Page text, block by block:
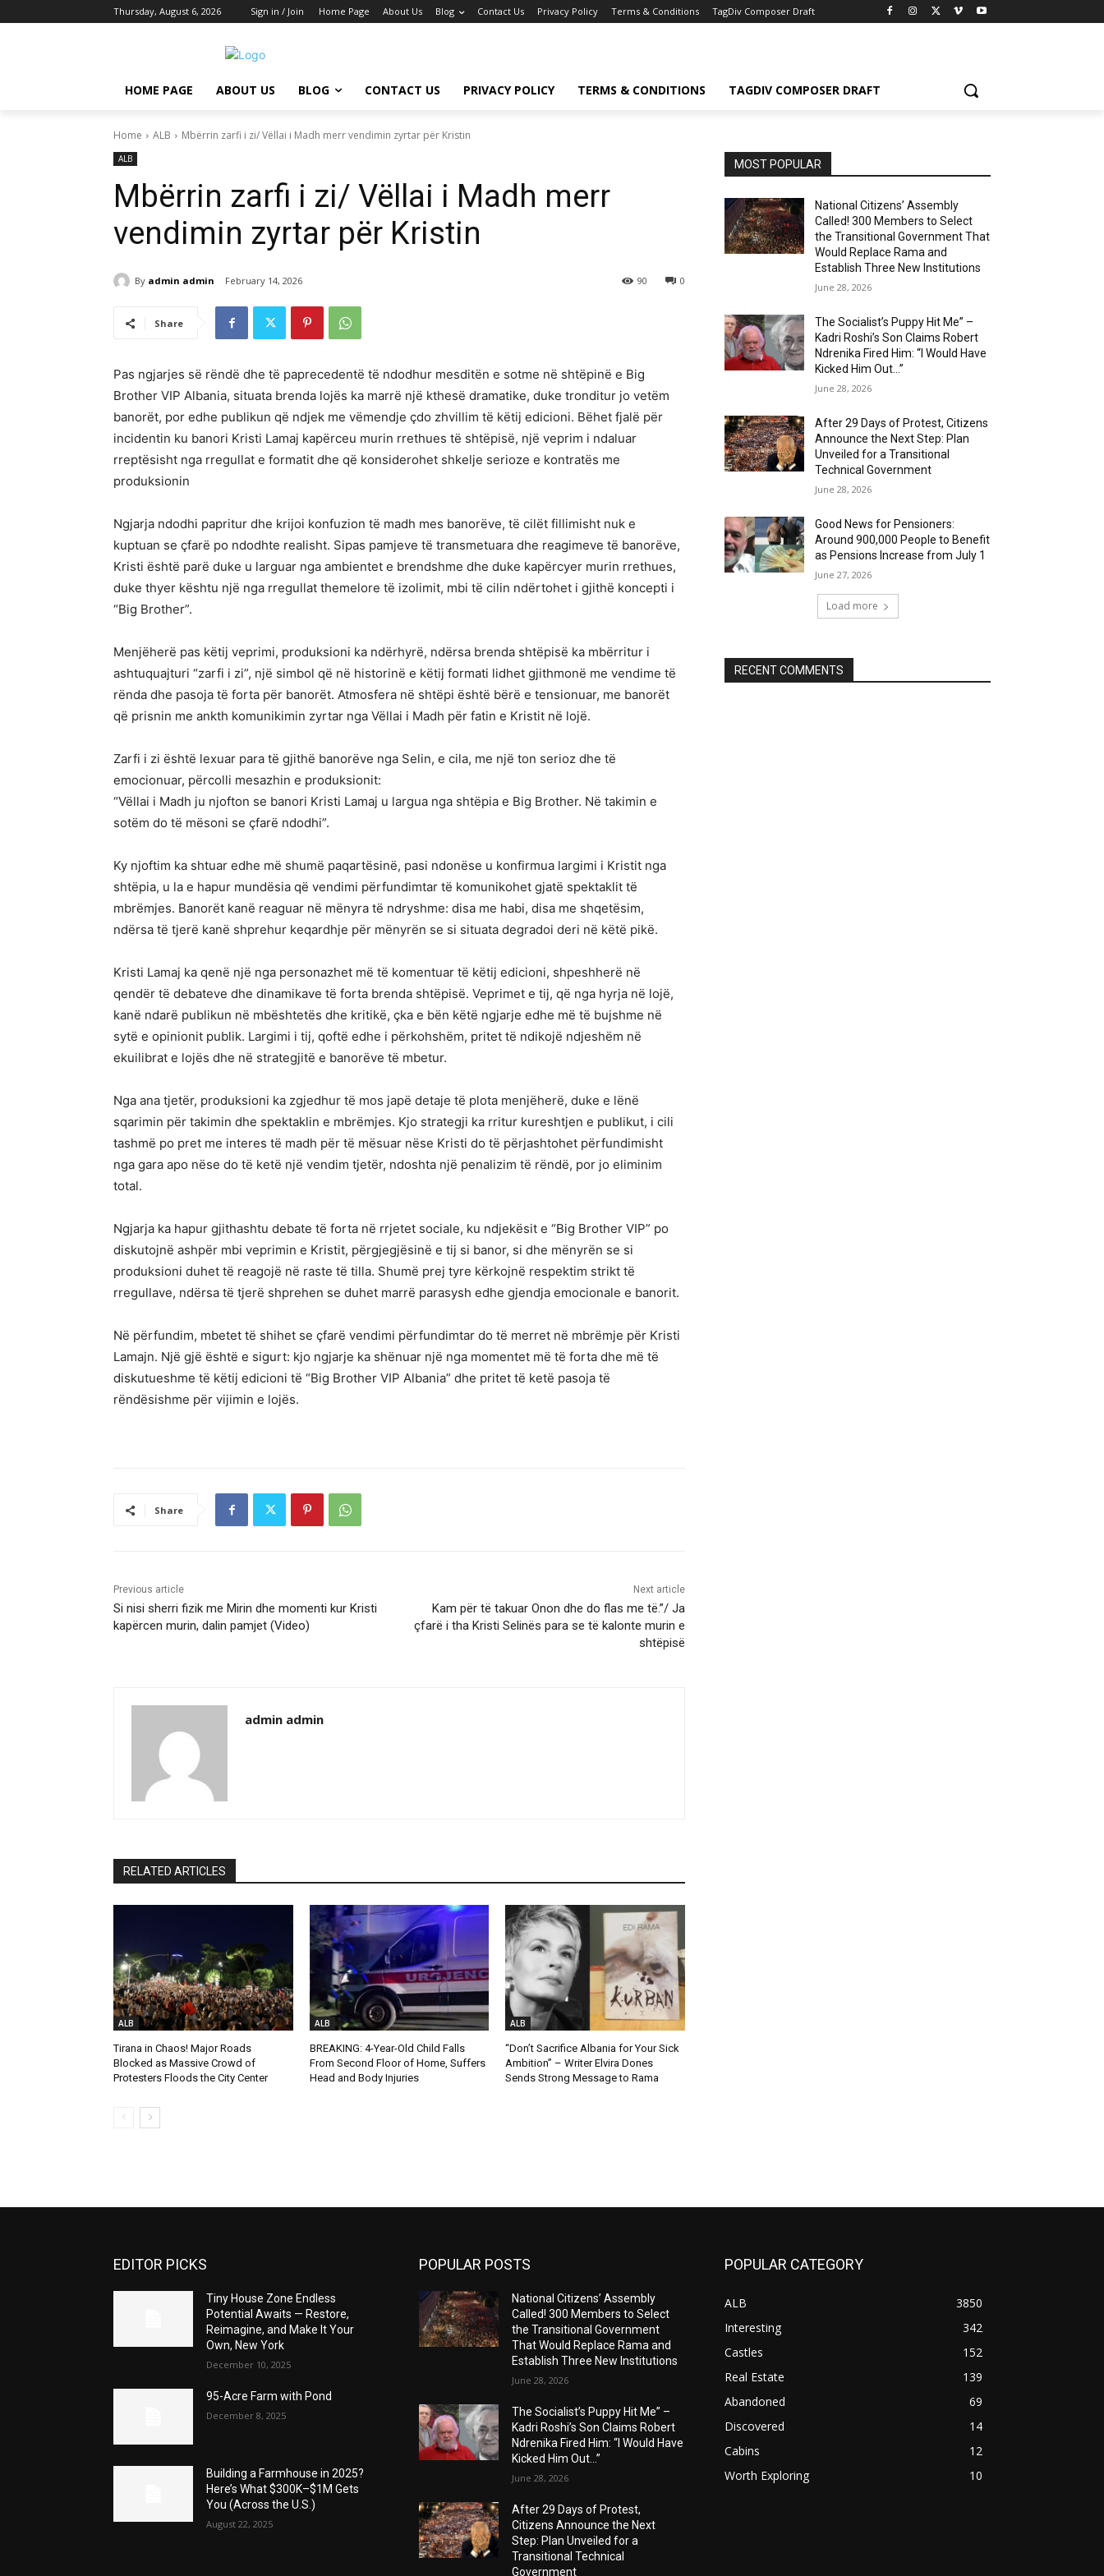
Thursday, August 6, 2026 Sign in / Join Home Page About Us Blog Contact Us Privacy Policy Terms & Conditions TagDiv Composer Draft
HOME PAGE ABOUT US BLOG CONTACT US PRIVACY POLICY TERMS & CONDITIONS TAGDIV COMPOSER DRAFT
Home ALB Mbërrin zarfi i zi/ Vëllai i Madh merr vendimin zyrtar për Kristin
ALB
Mbërrin zarfi i zi/ Vëllai i Madh merr
vendimin zyrtar për Kristin
By admin admin February 14, 2026 0
90
Share
Pas ngjarjes së rëndë dhe të paprecedentë të ndodhur mesditën e sotme në shtëpinë e Big
Brother VIP Albania, situata brenda lojës ka marrë një kthesë dramatike, duke tronditur jo vetëm
banorët, por edhe publikun që ndjek me vëmendje çdo zhvillim të këtij edicioni. Bëhet fjalë për
incidentin ku banori Kristi Lamaj kapërceu murin rrethues të shtëpisë, një veprim i ndaluar
rreptësisht nga rregullat e formatit dhe që konsiderohet shkelje serioze e kontratës me
produksionin
Ngjarja ndodhi papritur dhe krijoi konfuzion të madh mes banorëve, të cilët fillimisht nuk e
kuptuan se çfarë po ndodhte realisht. Sipas pamjeve të transmetuara dhe reagimeve të banorëve,
Kristi është parë duke u larguar nga ambientet e brendshme dhe duke kapërcyer murin rrethues,
duke thyer kështu një nga rregullat themelore të izolimit, mbi të cilin ndërtohet i gjithë koncepti i
“Big Brother”.
Menjëherë pas këtij veprimi, produksioni ka ndërhyrë, ndërsa brenda shtëpisë ka mbërritur i
ashtuquajturi “zarfi i zi”, një simbol që në historinë e këtij formati lidhet gjithmonë me vendime të
rënda dhe pasoja të forta për banorët. Atmosfera në shtëpi është bërë e tensionuar, me banorët
që prisnin me ankth komunikimin zyrtar nga Vëllai i Madh për fatin e Kristit në lojë.
Zarfi i zi është lexuar para të gjithë banorëve nga Selin, e cila, me një ton serioz dhe të
emocionuar, përcolli mesazhin e produksionit:
“Vëllai i Madh ju njofton se banori Kristi Lamaj u largua nga shtëpia e Big Brother. Në takimin e
sotëm do të mësoni se çfarë ndodhi”.
Ky njoftim ka shtuar edhe më shumë paqartësinë, pasi ndonëse u konfirmua largimi i Kristit nga
shtëpia, u la e hapur mundësia që vendimi përfundimtar të komunikohet gjatë spektaklit të
mbrëmjes. Banorët kanë reaguar në mënyra të ndryshme: disa me habi, disa me shqetësim,
ndërsa të tjerë kanë shprehur keqardhje për mënyrën se si situata degradoi deri në këtë pikë.
Kristi Lamaj ka qenë një nga personazhet më të komentuar të këtij edicioni, shpeshherë në
qendër të debateve dhe dinamikave të forta brenda shtëpisë. Veprimet e tij, që nga hyrja në lojë,
kanë ndarë publikun në mbështetës dhe kritikë, çka e bën këtë ngjarje edhe më të bujshme në
sytë e opinionit publik. Largimi i tij, qoftë edhe i përkohshëm, pritet të ndikojë ndjeshëm në
ekuilibrat e lojës dhe në strategjitë e banorëve të mbetur.
Nga ana tjetër, produksioni ka zgjedhur të mos japë detaje të plota menjëherë, duke e lënë
sqarimin për takimin dhe spektaklin e mbrëmjes. Kjo strategji ka rritur kureshtjen e publikut, i cili
tashmë po pret me interes të madh për të mësuar nëse Kristi do të përjashtohet përfundimisht
nga gara apo nëse do të ketë një vendim tjetër, ndoshta një penalizim të rëndë, por jo eliminim
total.
Ngjarja ka hapur gjithashtu debate të forta në rrjetet sociale, ku ndjekësit e “Big Brother VIP” po
diskutojnë ashpër mbi veprimin e Kristit, përgjegjësinë e tij si banor, si dhe mënyrën se si
produksioni duhet të reagojë në raste të tilla. Shumë prej tyre kërkojnë respektim strikt të
rregullave, ndërsa të tjerë shprehen se duhet marrë parasysh edhe gjendja emocionale e banorit.
Në përfundim, mbetet të shihet se çfarë vendimi përfundimtar do të merret në mbrëmje për Kristi
Lamajn. Një gjë është e sigurt: kjo ngjarje ka shënuar një nga momentet më të forta dhe më të
diskutueshme të këtij edicioni të “Big Brother VIP Albania” dhe pritet të ketë pasoja të
rëndësishme për vijimin e lojës.
Share
Previous article
Si nisi sherri fizik me Mirin dhe momenti kur Kristi
kapërcen murin, dalin pamjet (Video)
Next article
Kam për të takuar Onon dhe do flas me të.”/ Ja
çfarë i tha Kristi Selinës para se të kalonte murin e
shtëpisë
admin admin
RELATED ARTICLES
ALB
Tirana in Chaos! Major Roads
Blocked as Massive Crowd of
Protesters Floods the City Center
ALB
BREAKING: 4-Year-Old Child Falls
From Second Floor of Home, Suffers
Head and Body Injuries
ALB
“Don’t Sacrifice Albania for Your Sick
Ambition” – Writer Elvira Dones
Sends Strong Message to Rama
MOST POPULAR
National Citizens’ Assembly
Called! 300 Members to Select
the Transitional Government That
Would Replace Rama and
Establish Three New Institutions
June 28, 2026
The Socialist’s Puppy Hit Me” –
Kadri Roshi’s Son Claims Robert
Ndrenika Fired Him: “I Would Have
Kicked Him Out…”
June 28, 2026
After 29 Days of Protest, Citizens
Announce the Next Step: Plan
Unveiled for a Transitional
Technical Government
June 28, 2026
Good News for Pensioners:
Around 900,000 People to Benefit
as Pensions Increase from July 1
June 27, 2026
Load more
RECENT COMMENTS
EDITOR PICKS
Tiny House Zone Endless
Potential Awaits — Restore,
Reimagine, and Make It Your
Own, New York
December 10, 2025
95-Acre Farm with Pond
December 8, 2025
Building a Farmhouse in 2025?
Here’s What $300K–$1M Gets
You (Across the U.S.)
August 22, 2025
POPULAR POSTS
National Citizens’ Assembly
Called! 300 Members to Select
the Transitional Government
That Would Replace Rama and
Establish Three New Institutions
June 28, 2026
The Socialist’s Puppy Hit Me” –
Kadri Roshi’s Son Claims Robert
Ndrenika Fired Him: “I Would Have
Kicked Him Out…”
June 28, 2026
After 29 Days of Protest,
Citizens Announce the Next
Step: Plan Unveiled for a
Transitional Technical
Government
POPULAR CATEGORY
ALB
3850
Interesting
342
Castles
152
Real Estate
139
Abandoned
69
Discovered
14
Cabins
12
Worth Exploring
10